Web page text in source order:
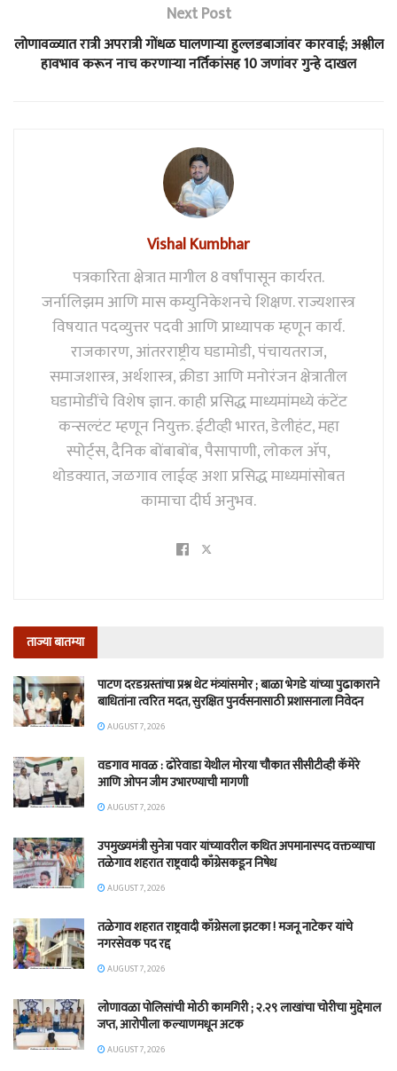
Next Post
लोणावळ्यात रात्री अपरात्री गोंधळ घालणाऱ्या हुल्लडबाजांवर कारवाई; अश्लील
हावभाव करून नाच करणाऱ्या नर्तिकांसह 10 जणांवर गुन्हे दाखल
Vishal Kumbhar
पत्रकारिता क्षेत्रात मागील 8 वर्षांपासून कार्यरत.
जर्नालिझम आणि मास कम्युनिकेशनचे शिक्षण. राज्यशास्त्र
विषयात पदव्युत्तर पदवी आणि प्राध्यापक म्हणून कार्य.
राजकारण, आंतरराष्ट्रीय घडामोडी, पंचायतराज,
समाजशास्त्र, अर्थशास्त्र, क्रीडा आणि मनोरंजन क्षेत्रातील
घडामोडींचे विशेष ज्ञान. काही प्रसिद्ध माध्यमांमध्ये कंटेंट
कन्सल्टंट म्हणून नियुक्त. ईटीव्ही भारत, डेलीहंट, महा
स्पोर्ट्स, दैनिक बोंबाबोंब, पैसापाणी, लोकल अ‍ॅप,
थोडक्यात, जळगाव लाईव्ह अशा प्रसिद्ध माध्यमांसोबत
कामाचा दीर्घ अनुभव.
ताज्या बातम्या
पाटण दरडग्रस्तांचा प्रश्न थेट मंत्र्यांसमोर ; बाळा भेगडे यांच्या पुढाकाराने
बाधितांना त्वरित मदत, सुरक्षित पुनर्वसनासाठी प्रशासनाला निवेदन
AUGUST 7, 2026
वडगाव मावळ : ढोरेवाडा येथील मोरया चौकात सीसीटीव्ही कॅमेरे
आणि ओपन जीम उभारण्याची मागणी
AUGUST 7, 2026
उपमुख्यमंत्री सुनेत्रा पवार यांच्यावरील कथित अपमानास्पद वक्तव्याचा
तळेगाव शहरात राष्ट्रवादी काँग्रेसकडून निषेध
AUGUST 7, 2026
तळेगाव शहरात राष्ट्रवादी काँग्रेसला झटका ! मजनू नाटेकर यांचे
नगरसेवक पद रद्द
AUGUST 7, 2026
लोणावळा पोलिसांची मोठी कामगिरी ; २.२९ लाखांचा चोरीचा मुद्देमाल
जप्त, आरोपीला कल्याणमधून अटक
AUGUST 7, 2026